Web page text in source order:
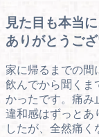
見た目も本当
ありがとうござ
家に帰るまでの間
飲んでから聞くま
かったです。痛み
違和感はずっとあ
したが、全然痛